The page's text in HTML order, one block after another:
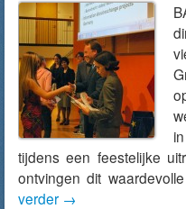
tijdens een feestelijke
ontvingen dit
verder →